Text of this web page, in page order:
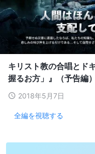
キリスト教の合唱とド
握るお方」』（予告編
2018年5月7日
全編を視聴する